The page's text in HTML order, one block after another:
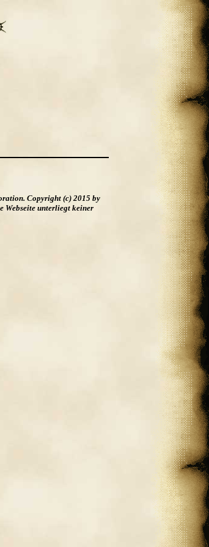
Copyright (c) 2015 by
Webseite unterliegt keiner